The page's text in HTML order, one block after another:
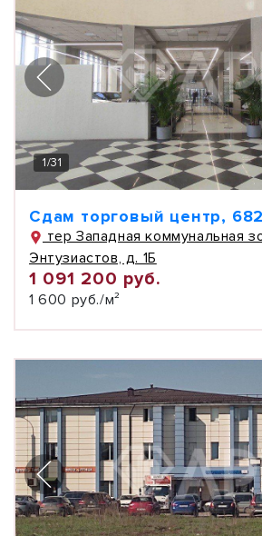
1/31
Сдам торговый центр,
тер Западная коммунальная
Энтузиастов, д. 1Б
1 091 200 руб.
1 600 руб./м²